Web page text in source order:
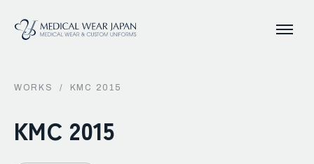
WORKS / KMC 2015
KMC 2015